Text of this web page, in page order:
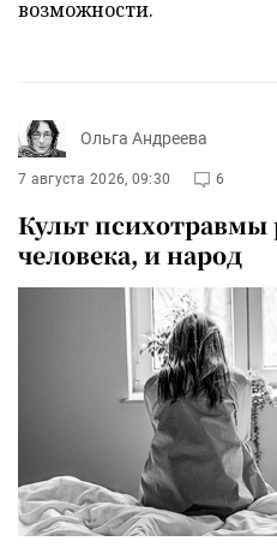
возможности.
Ольга Андреева
7 августа 2026, 09:30 6
Культ психотравмы
человека, и народ